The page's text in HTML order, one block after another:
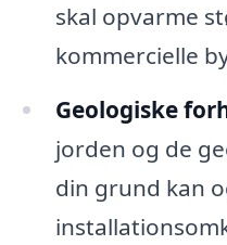
skal opvarme
kommercielle
Geologiske
jorden og de
din grund kan